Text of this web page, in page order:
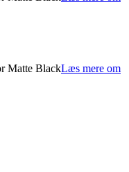
Matte BlackLæs mere om